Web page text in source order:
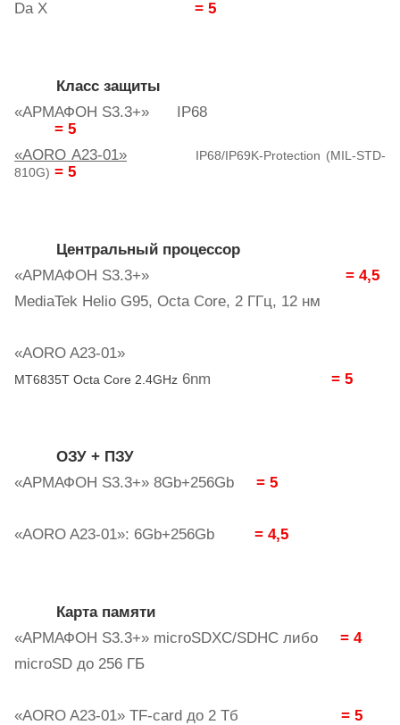
Da X = 5
Класс защиты
«АРМАФОН S3.3+» IP68
= 5
«AORO A23-01»
IP68/IP69K-Protection (MIL-STD-
810G) = 5
Центральный процессор
«АРМАФОН S3.3+» = 4,5
MediaTek Helio G95, Octa Core, 2 ГГц, 12 нм
«AORO A23-01»
MT6835T Octa Core 2.4GHz 6nm = 5
ОЗУ + ПЗУ
«АРМАФОН S3.3+» 8Gb+256Gb = 5
«AORO A23-01»: 6Gb+256Gb = 4,5
Карта памяти
«АРМАФОН S3.3+» microSDXC/SDHC либо = 4
microSD до 256 ГБ
«AORO A23-01» TF-card до 2 Тб = 5